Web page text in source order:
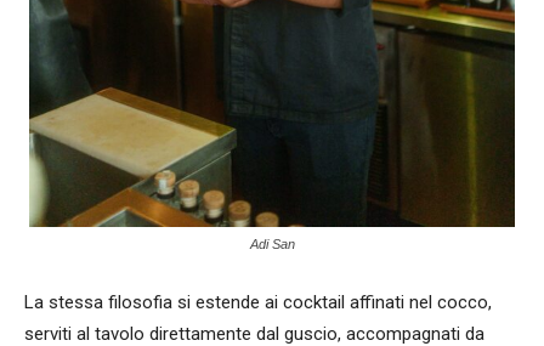
Adi San
La stessa filosofia si estende ai cocktail affinati nel cocco,
serviti al tavolo direttamente dal guscio, accompagnati da